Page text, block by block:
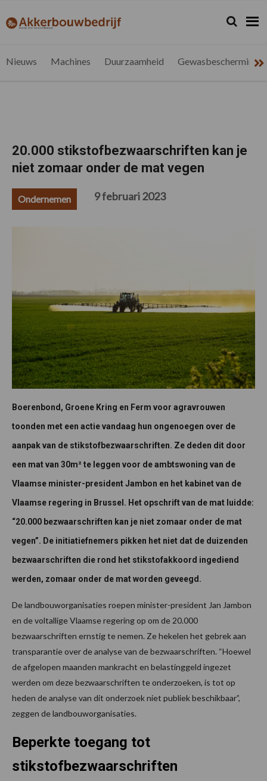
de
de
de
de
akkerbouwbedrijf.be
Nieuws
Zoeken...
Zoek
Nieuws Machines Duurzaamheid Gewasbescherming
20.000 stikstofbezwaarschriften kan je
niet zomaar onder de mat vegen
Ondernemen 9 februari 2023
Boerenbond, Groene Kring en Ferm voor agravrouwen
toonden met een actie vandaag hun ongenoegen over de
aanpak van de stikstofbezwaarschriften. Ze deden dit door
een mat van 30m² te leggen voor de ambtswoning van de
Vlaamse minister-president Jambon en het kabinet van de
Vlaamse regering in Brussel. Het opschrift van de mat luidde:
“20.000 bezwaarschriften kan je niet zomaar onder de mat
vegen”. De initiatiefnemers pikken het niet dat de duizenden
bezwaarschriften die rond het stikstofakkoord ingediend
werden, zomaar onder de mat worden geveegd.
De landbouworganisaties roepen minister-president Jan Jambon
en de voltallige Vlaamse regering op om de 20.000
bezwaarschriften ernstig te nemen. Ze hekelen het gebrek aan
transparantie over de analyse van de bezwaarschriften. “Hoewel
de afgelopen maanden mankracht en belastinggeld ingezet
werden om deze bezwaarschriften te onderzoeken, is tot op
heden de analyse van dit onderzoek niet publiek beschikbaar”,
zeggen de landbouworganisaties.
Beperkte toegang tot
stikstofbezwaarschriften